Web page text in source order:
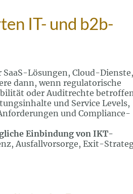
IT- und b2b-
Lösungen, Cloud-Dienste,
dann, wenn regulatorische
oder Auditrechte
und Service Levels,
und Compliance-
Einbindung von IKT-
Ausfallvorsorge, Exit-